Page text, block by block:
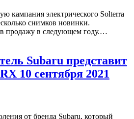
кампания электрического Solterra
снимков новинки.
в продажу в следующем году.…
Subaru представит
10 сентября 2021
от бренда Subaru, который